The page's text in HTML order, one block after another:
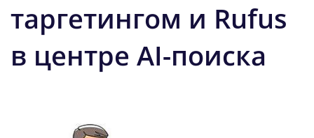
таргетингом и Rufus
в центре AI-поиска